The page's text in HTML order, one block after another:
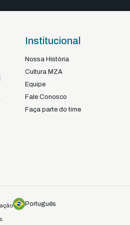
92925
Institucional
Nossa História
Cultura MZA
Equipe
Fale Conosco
Faça parte do time
Português